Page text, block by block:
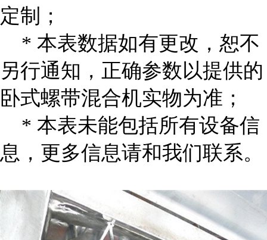
定制；
* 本表数据如有更改，恕不
另行通知，正确参数以提供的
卧式螺带混合机实物为准；
* 本表未能包括所有设备信
息，更多信息请和我们联系。